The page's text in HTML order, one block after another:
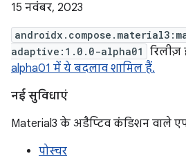
15 नवंबर, 2023
adaptive:1.0.0-alpha01
रिलीज़
alpha01 में ये बदलाव शामिल हैं.
नई सुविधाएं
Material3 के अडैप्टिव कंडिशन वाले
पोस्चर